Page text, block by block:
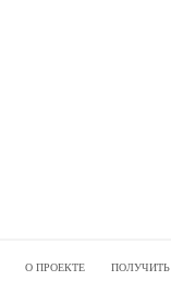
О ПРОЕКТЕ